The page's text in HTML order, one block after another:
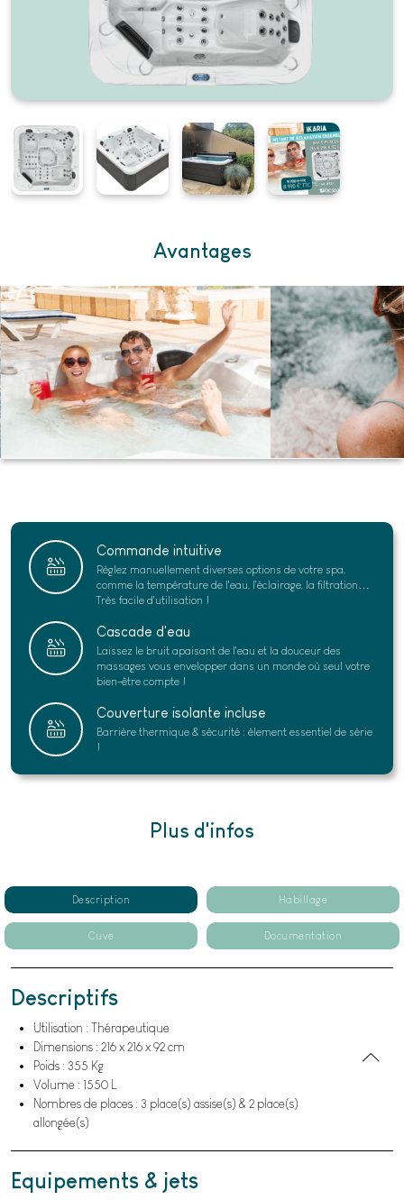
Avantages
Commande intuitive
Réglez manuellement diverses options de votre spa,
comme la température de l'eau, l'éclairage, la filtration…
Très facile d'utilisation !
Cascade d'eau
Laissez le bruit apaisant de l'eau et la douceur des
massages vous envelopper dans un monde où seul votre
bien-être compte !
Couverture isolante incluse
Barrière thermique & sécurité : élement essentiel de série
!
Plus d'infos
Description Habillage
Cuve Documentation
Descriptifs
Utilisation : Thérapeutique
Dimensions : 216 x 216 x 92 cm
Poids : 355 Kg
Volume : 1550 L
Nombres de places : 3 place(s) assise(s) & 2 place(s)
allongée(s)
Equipements & jets